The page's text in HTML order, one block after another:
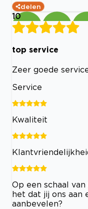
delen
10
top service
Zeer goede
Service
Kwaliteit
Op een schaal
het dat jij ons aan
aanbevelen?